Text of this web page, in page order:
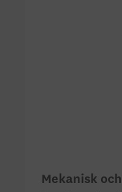
Mekanisk